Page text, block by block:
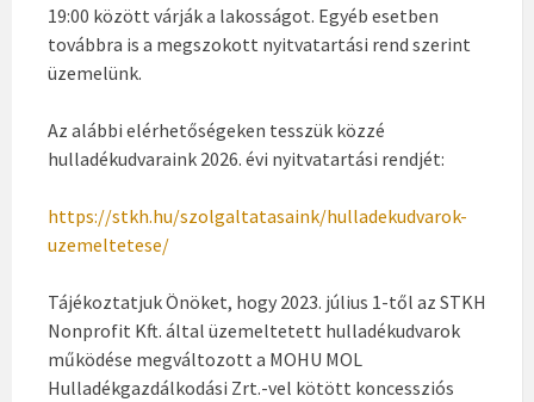
19:00 között várják a lakosságot. Egyéb esetben
továbbra is a megszokott nyitvatartási rend szerint
üzemelünk.
Az alábbi elérhetőségeken tesszük közzé
hulladékudvaraink 2026. évi nyitvatartási rendjét:
https://stkh.hu/szolgaltatasaink/hulladekudvarok-
uzemeltetese/
Tájékoztatjuk Önöket, hogy 2023. július 1-től az STKH
Nonprofit Kft. által üzemeltetett hulladékudvarok
működése megváltozott a MOHU MOL
Hulladékgazdálkodási Zrt.-vel kötött koncessziós